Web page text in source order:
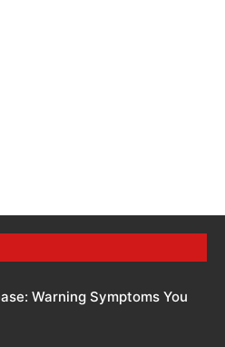
Warning Symptoms You